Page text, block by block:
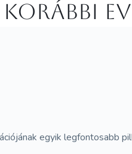
egyik legfontosabb